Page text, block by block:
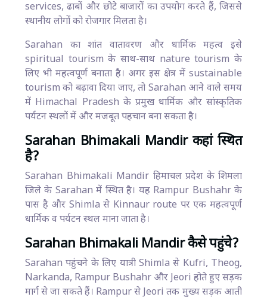
services, ढाबों और छोटे बाजारों का उपयोग करते हैं, जिससे
स्थानीय लोगों को रोजगार मिलता है।
Sarahan का शांत वातावरण और धार्मिक महत्व इसे
spiritual tourism के साथ-साथ nature tourism के
लिए भी महत्वपूर्ण बनाता है। अगर इस क्षेत्र में sustainable
tourism को बढ़ावा दिया जाए, तो Sarahan आने वाले समय
में Himachal Pradesh के प्रमुख धार्मिक और सांस्कृतिक
पर्यटन स्थलों में और मजबूत पहचान बना सकता है।
Sarahan Bhimakali Mandir कहां स्थित
है?
Sarahan Bhimakali Mandir हिमाचल प्रदेश के शिमला
जिले के Sarahan में स्थित है। यह Rampur Bushahr के
पास है और Shimla से Kinnaur route पर एक महत्वपूर्ण
धार्मिक व पर्यटन स्थल माना जाता है।
Sarahan Bhimakali Mandir कैसे पहुंचे?
Sarahan पहुंचने के लिए यात्री Shimla से Kufri, Theog,
Narkanda, Rampur Bushahr और Jeori होते हुए सड़क
मार्ग से जा सकते हैं। Rampur से Jeori तक मुख्य सड़क आती